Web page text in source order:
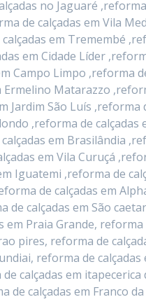
no Jaguaré
de calçadas em Vila
em Tremembé
em Cidade Líder
Campo Limpo ,reforma
Matarazzo
Jardim São Luís
,reforma de
em Brasilândia
em Vila Curuçá
Iguatemi ,reforma de
de calçadas em
calçadas em São
Praia Grande,
pires, reforma de
reforma de
calçadas em
calçadas em Franco da